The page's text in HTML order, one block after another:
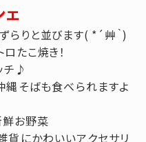
らりと並びます( *´艸｀)
たこ焼き！
チ♪
縄そばも食べられますよ
鮮お野菜
貨にかわいいアクセサリ